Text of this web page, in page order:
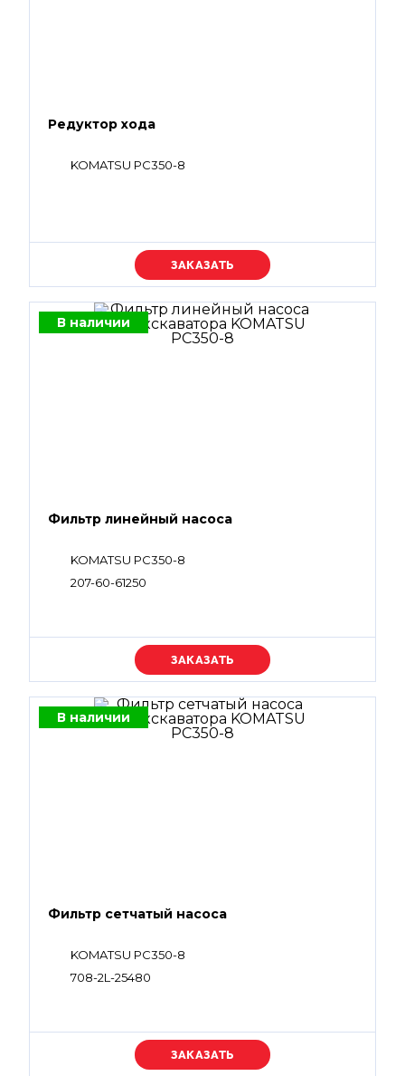
Редуктор хода
KOMATSU PC350-8
Уточняйте цену
В наличии
Фильтр линейный насоса
KOMATSU PC350-8
207-60-61250
Уточняйте цену
В наличии
Фильтр сетчатый насоса
KOMATSU PC350-8
708-2L-25480
Уточняйте цену